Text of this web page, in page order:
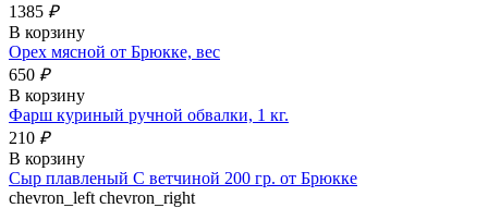
1385 ₽
В корзину
Орех мясной от Брюкке, вес
650 ₽
В корзину
Фарш куриный ручной обвалки, 1 кг.
210 ₽
В корзину
Сыр плавленый С ветчиной 200 гр. от Брюкке
chevron_left chevron_right